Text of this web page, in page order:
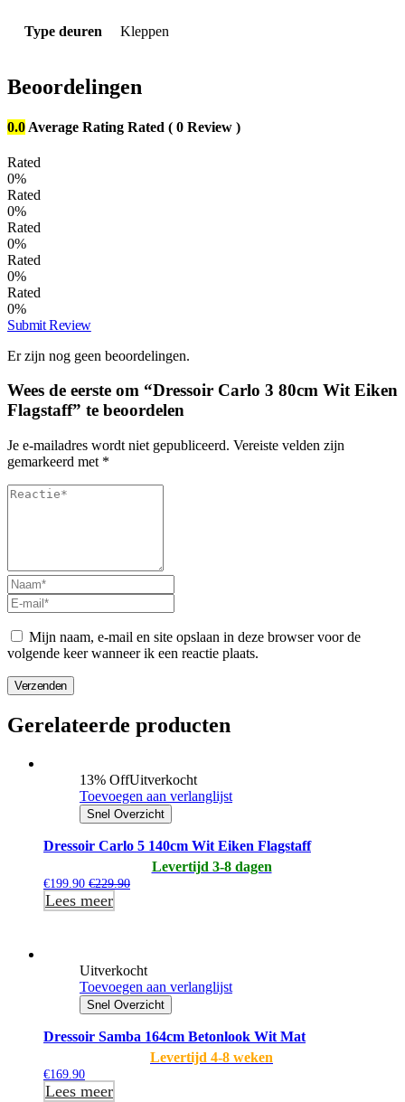
Type deuren Kleppen
Beoordelingen
0.0 Average Rating Rated ( 0 Review )
Rated
0%
Rated
0%
Rated
0%
Rated
0%
Rated
0%
Submit Review
Er zijn nog geen beoordelingen.
Wees de eerste om “Dressoir Carlo 3 80cm Wit Eiken
Flagstaff” te beoordelen
Je e-mailadres wordt niet gepubliceerd. Vereiste velden zijn
gemarkeerd met *
Mijn naam, e-mail en site opslaan in deze browser voor de
volgende keer wanneer ik een reactie plaats.
Verzenden
Gerelateerde producten
13% OffUitverkocht
Toevoegen aan verlanglijst
Snel Overzicht
Dressoir Carlo 5 140cm Wit Eiken Flagstaff
Levertijd 3-8 dagen
€199.90 €229.90
Lees meer
Uitverkocht
Toevoegen aan verlanglijst
Snel Overzicht
Dressoir Samba 164cm Betonlook Wit Mat
Levertijd 4-8 weken
€169.90
Lees meer